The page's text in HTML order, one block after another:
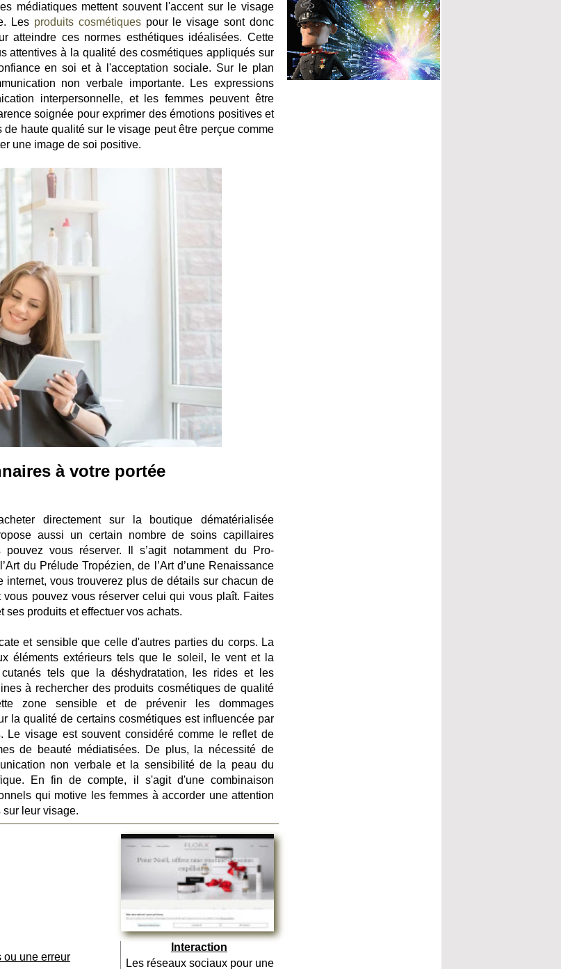
médiatiques mettent souvent l'accent sur le visage
Les produits cosmétiquespour le visage sont donc
atteindre ces normes esthétiques idéalisées. Cette
attentives à la qualité des cosmétiques appliqués sur
en soi et à l'acceptation sociale. Sur le plan
non verbale importante. Les expressions
interpersonnelle, et les femmes peuvent être
soignée pour exprimer des émotions positives et
haute qualité sur le visage peut être perçue comme
une image de soi positive.
à votre portée
directement sur la boutique dématérialisée
aussi un certain nombre de soins capillaires
vous réserver. Il s’agit notamment du Pro-
du Prélude Tropézien, de l’Art d’une Renaissance
internet, vous trouverez plus de détails sur chacun de
pouvez vous réserver celui qui vous plaît. Faites
produits et effectuer vos achats.
et sensible que celle d'autres parties du corps. La
éléments extérieurs tels que le soleil, le vent et la
tels que la déshydratation, les rides et les
à rechercher des produits cosmétiques de qualité
zone sensible et de prévenir les dommages
la qualité de certains cosmétiques est influencée par
Le visage est souvent considéré comme le reflet de
de beauté médiatisées. De plus, la nécessité de
non verbale et la sensibilité de la peau du
En fin de compte, il s'agit d'une combinaison
qui motive les femmes à accorder une attention
leur visage.
ou une erreur
Interaction
Les réseaux sociaux pour une